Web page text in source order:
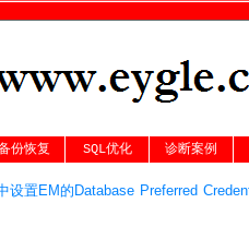
份恢复 SQL优化 诊断案例
设置EM的Database Preferred